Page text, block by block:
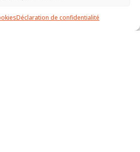
Déclaration de confidentialité